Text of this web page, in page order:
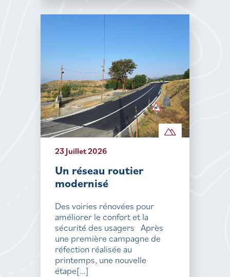
23 Juillet 2026
Un réseau routier
modernisé
Des voiries rénovées pour
améliorer le confort et la
sécurité des usagers Après
une première campagne de
réfection réalisée au
printemps, une nouvelle
étape[...]